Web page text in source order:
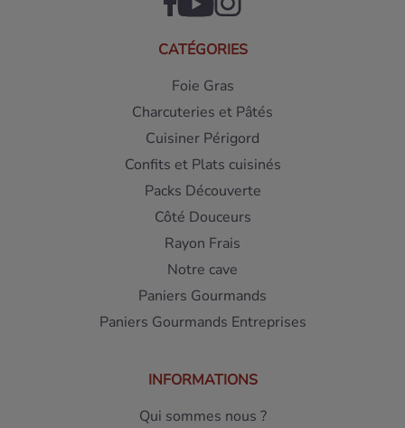
CATÉGORIES
Foie Gras
Charcuteries et Pâtés
Cuisiner Périgord
Confits et Plats cuisinés
Packs Découverte
Côté Douceurs
Rayon Frais
Notre cave
Paniers Gourmands
Paniers Gourmands Entreprises
INFORMATIONS
Qui sommes nous ?